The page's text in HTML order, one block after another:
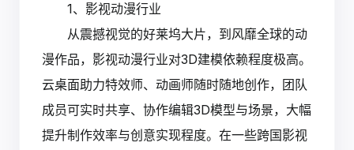
1、影视动漫行业
从震撼视觉的好莱坞大片，到风靡全球的动
漫作品，影视动漫行业对3D建模依赖程度极高。
云桌面助力特效师、动画师随时随地创作，团队
成员可实时共享、协作编辑3D模型与场景，大幅
提升制作效率与创意实现程度。在一些跨国影视